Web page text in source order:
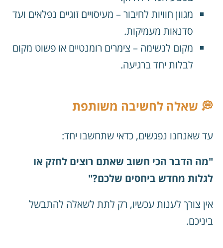
מגוון חוויות לחיבור – מעיסויים זוגיים נפלאים ועד
סדנאות מעמיקות.
מקום לנשימה – צימרים רומנטיים או פשוט מקום
לבלות יחד ברגיעה.
💭 שאלה לחשיבה משותפת
עד שאנחנו נפגשים, כדאי שתחשבו יחד:
"מה הדבר הכי חשוב שאתם רוצים לחזק או
לגלות מחדש ביחסים שלכם?"
אין צורך לענות עכשיו, רק לתת לשאלה להתבשל
ביניכם.